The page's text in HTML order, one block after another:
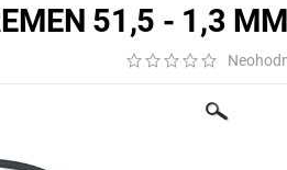
51,5 - 1,3